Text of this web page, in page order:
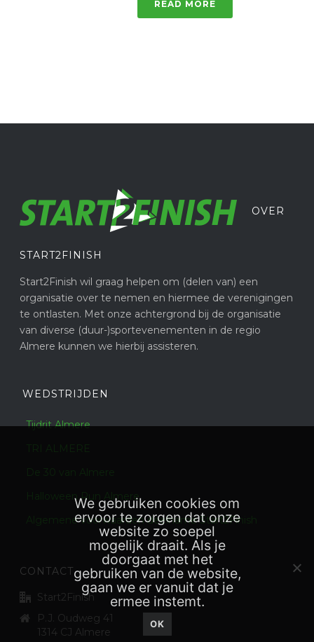
READ MORE
OVER
START2FINISH
Start2Finish wil graag helpen om (delen van) een
organisatie over te nemen en hiermee de verenigingen
te ontlasten. Met onze achtergrond bij de organisatie
van diverse (duur-)sportevenementen in de regio
Almere kunnen we hierbij assisteren.
WEDSTRIJDEN
Tijdrit Almere
TRI ALMERE
De 30 van Almere
Halloween Run Almere
Algemene voorwaarden deelname Start2Finish
CONTACT
Start2Finish
P.J. Oudweg 41
1314 CJ Almere
We gebruiken cookies om
ervoor te zorgen dat onze
website zo soepel
mogelijk draait. Als je
doorgaat met het
gebruiken van de website,
gaan we er vanuit dat je
ermee instemt.
OK